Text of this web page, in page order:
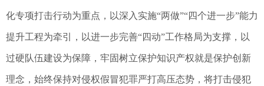
化专项打击行动为重点，以深入实施“两做”“四个进一步”能力
提升工程为牵引，以进一步完善“四动”工作格局为支撑，以
过硬队伍建设为保障，牢固树立保护知识产权就是保护创新
理念，始终保持对侵权假冒犯罪严打高压态势，将打击侵犯